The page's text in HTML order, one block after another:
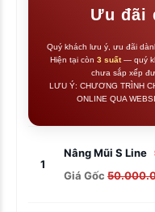
Ưu đãi
Quý khách lưu ý, ưu đãi
Hiện tại còn 3 suất— quý
chưa sắp xếp
LƯU Ý: CHƯƠNG TRÌNH
ONLINE QUA
1
Nâng Mũi S Line
Giá Gốc